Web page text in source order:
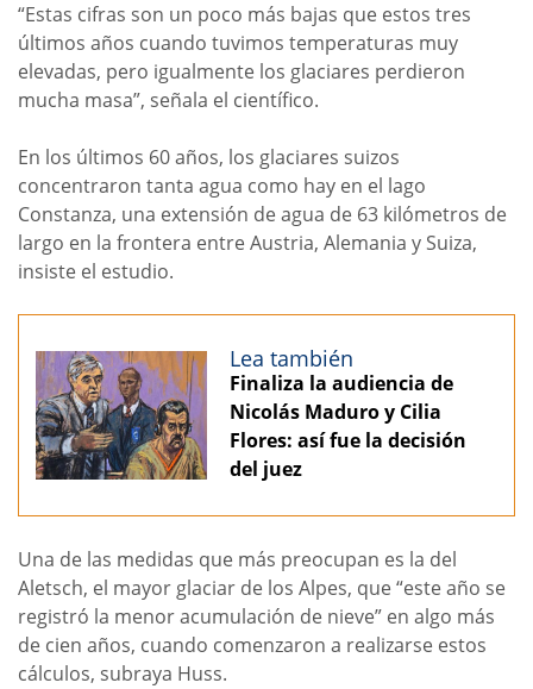
“Estas cifras son un poco más bajas que estos tres
últimos años cuando tuvimos temperaturas muy
elevadas, pero igualmente los glaciares perdieron
mucha masa”, señala el científico.
En los últimos 60 años, los glaciares suizos
concentraron tanta agua como hay en el lago
Constanza, una extensión de agua de 63 kilómetros de
largo en la frontera entre Austria, Alemania y Suiza,
insiste el estudio.
Lea también
Finaliza la audiencia de
Nicolás Maduro y Cilia
Flores: así fue la decisión
del juez
Una de las medidas que más preocupan es la del
Aletsch, el mayor glaciar de los Alpes, que “este año se
registró la menor acumulación de nieve” en algo más
de cien años, cuando comenzaron a realizarse estos
cálculos, subraya Huss.